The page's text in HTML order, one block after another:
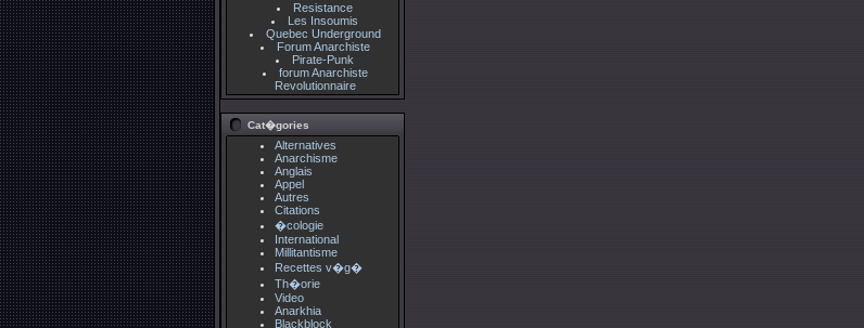
Resistance
Les Insoumis
Quebec Underground
Forum Anarchiste
Pirate-Punk
forum Anarchiste
Revolutionnaire
Cat�gories
Alternatives
Anarchisme
Anglais
Appel
Autres
Citations
�cologie
International
Millitantisme
Recettes v�g�
Th�orie
Video
Anarkhia
Blackblock